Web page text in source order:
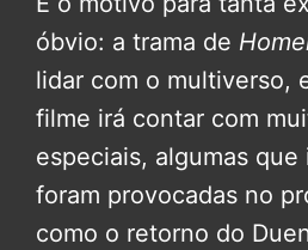
óbvio: a trama de
lidar com o multiverso,
filme irá contar com
especiais, algumas que
foram provocadas no
como o retorno do